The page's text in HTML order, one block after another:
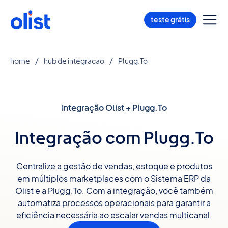
teste grátis
home hub de integracao Plugg.To
Integração Olist + Plugg.To
Integração com Plugg.To
Centralize a gestão de vendas, estoque e produtos
em múltiplos marketplaces com o Sistema ERP da
Olist e a Plugg.To. Com a integração, você também
automatiza processos operacionais para garantir a
eficiência necessária ao escalar vendas multicanal.